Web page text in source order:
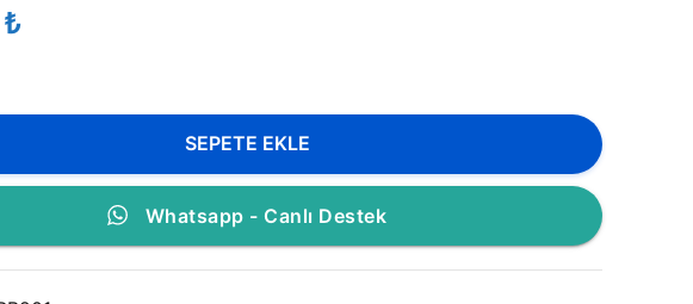
₺
SEPETE EKLE
Whatsapp - Canlı Destek